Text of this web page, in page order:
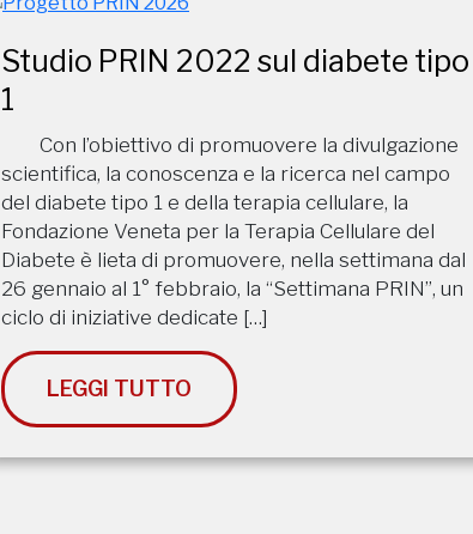
Studio PRIN 2022 sul diabete tipo
1
Con l’obiettivo di promuovere la divulgazione
scientifica, la conoscenza e la ricerca nel campo
del diabete tipo 1 e della terapia cellulare, la
Fondazione Veneta per la Terapia Cellulare del
Diabete è lieta di promuovere, nella settimana dal
26 gennaio al 1° febbraio, la “Settimana PRIN”, un
ciclo di iniziative dedicate […]
LEGGI TUTTO